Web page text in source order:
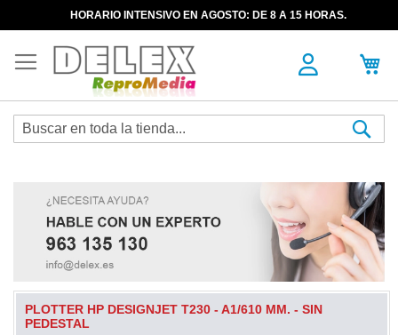
HORARIO INTENSIVO EN AGOSTO: DE 8 A 15 HORAS.
PLOTTER HP DESIGNJET T230 - A1/610 MM. - SIN
PEDESTAL